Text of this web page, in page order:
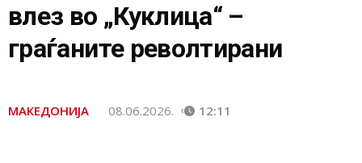
влез во „Куклица“ –
граѓаните револтирани
МАКЕДОНИЈА 08.06.2026. 12:11